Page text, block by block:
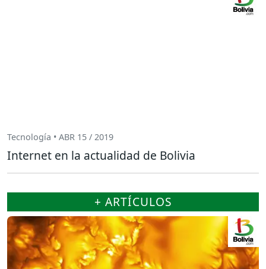
Tecnología • ABR 15 / 2019
Internet en la actualidad de Bolivia
+ ARTÍCULOS